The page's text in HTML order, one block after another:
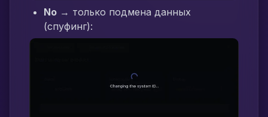
No → только подмена данных
(спуфинг):